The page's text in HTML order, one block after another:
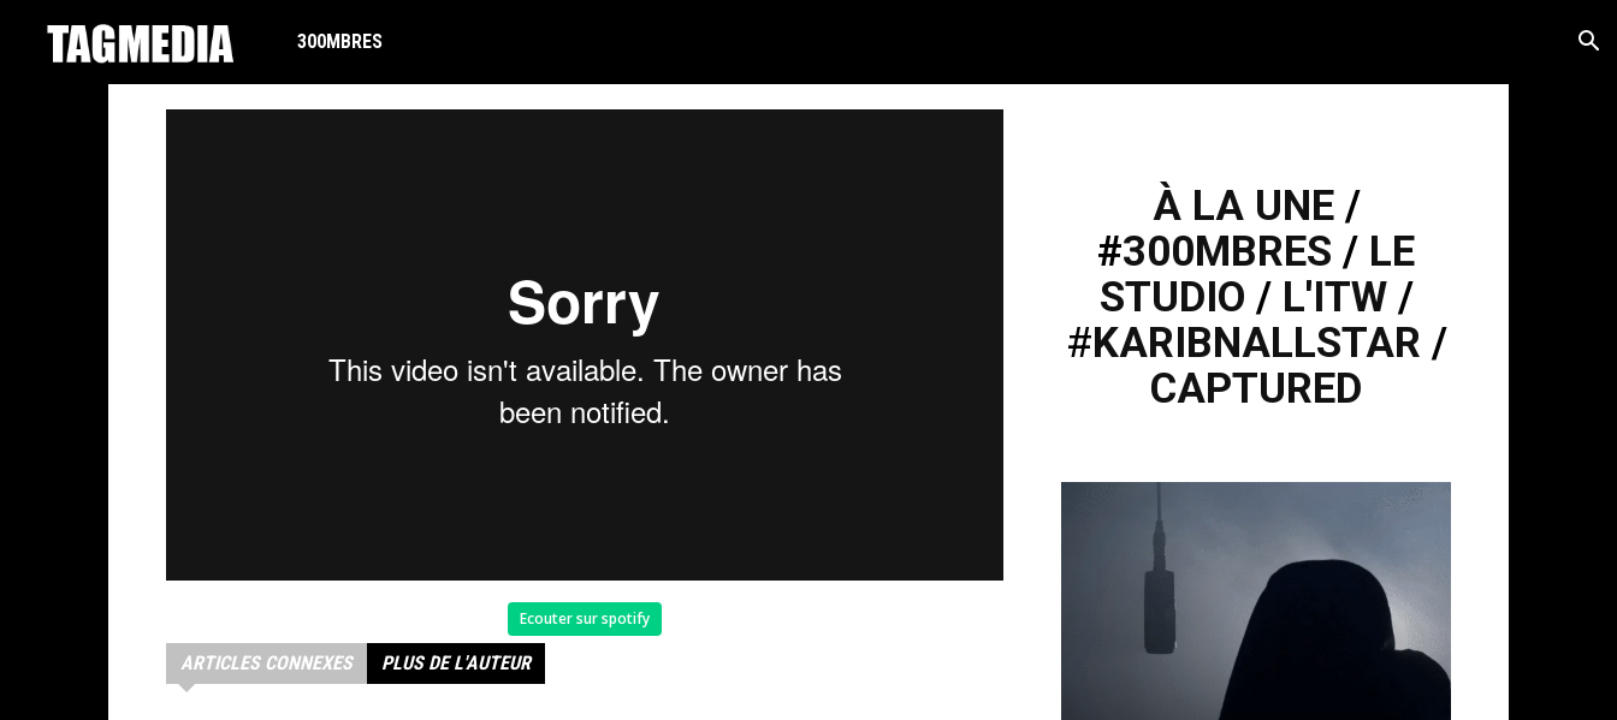
TAGMEDIA
300MBRES
Ecouter sur spotify
ARTICLES CONNEXES PLUS DE L'AUTEUR
À LA UNE/
#300MBRES / LE
STUDIO / L'ITW/
#KARIBNALLSTAR /
CAPTURED